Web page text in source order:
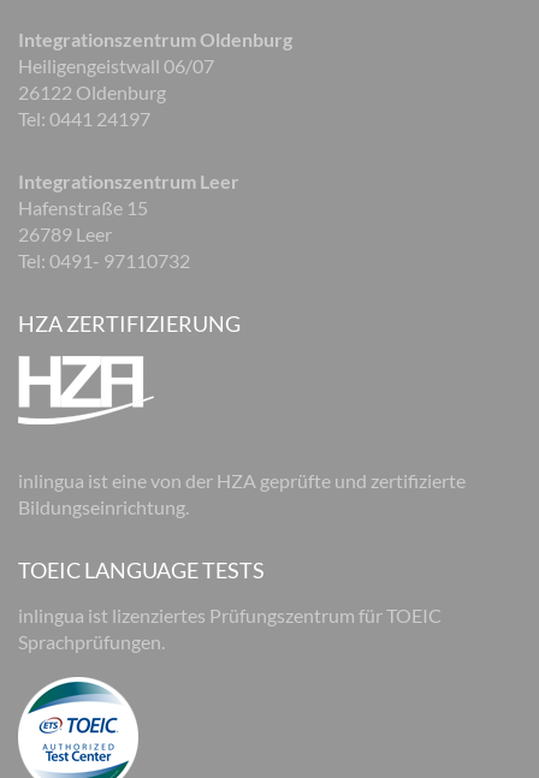
Integrationszentrum Oldenburg
Heiligengeistwall 06/07
26122 Oldenburg
Tel: 0441 24197
Integrationszentrum Leer
Hafenstraße 15
26789 Leer
Tel: 0491- 97110732
HZA ZERTIFIZIERUNG
inlingua ist eine von der HZA geprüfte und zertifizierte
Bildungseinrichtung.
TOEIC LANGUAGE TESTS
inlingua ist lizenziertes Prüfungszentrum für TOEIC
Sprachprüfungen.